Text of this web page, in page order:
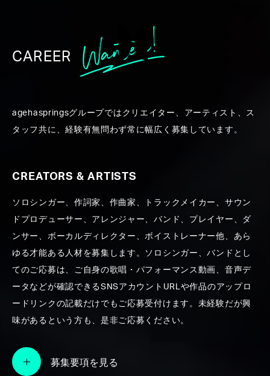
WORK
ALL CREATORS ＆ ARTISTS PRODUCE
SEARCH
CAREER
agehaspringsグループではクリエイター、アーティスト、ス
タッフ共に、経験有無問わず常に幅広く募集しています。
CREATORS & ARTISTS
ソロシンガー、作詞家、作曲家、トラックメイカー、サウン
ドプロデューサー、アレンジャー、バンド、プレイヤー、ダ
ンサー、ボーカルディレクター、ボイストレーナー他、あら
ゆる才能ある人材を募集します。ソロシンガー、バンドとし
てのご応募は、ご自身の歌唱・パフォーマンス動画、音声デ
ータなどが確認できるSNSアカウントURLや作品のアップロ
ードリンクの記載だけでもご応募受付けます。未経験だが興
味があるという方も、是非ご応募ください。
募集要項を見る